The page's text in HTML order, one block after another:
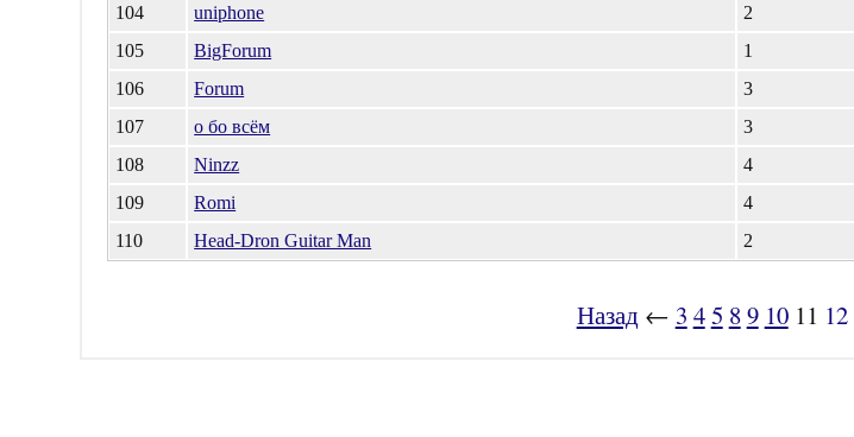
104
uniphone 2
105
BigForum 1
106
Forum 3
107
о бо всём 3
108
Ninzz 4
109
Romi 4
110
Head-Dron Guitar Man 2
Назад← 3 45 89 10 11 12